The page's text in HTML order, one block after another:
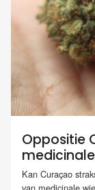
Oppositie
Kan Curaçao